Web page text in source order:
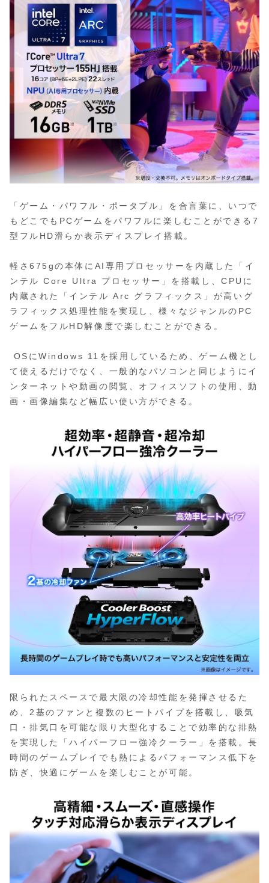
「ゲーム・パワフル・ポータブル」を合言葉に、いつで
もどこでもPCゲームをパワフルに楽しむことができる7
型フルHD滑らか表示ディスプレイ搭載。
軽さ675gの本体にAI専用プロセッサーを内蔵した「イ
ンテル Core Ultra プロセッサー」を搭載し、CPUに
内蔵された「インテル Arc グラフィックス」が高いグ
ラフィックス処理性能を実現し、様々なジャンルのPC
ゲームをフルHD解像度で楽しむことができる。
OSにWindows 11を採用しているため、ゲーム機とし
て使えるだけでなく、一般的なパソコンと同じようにイ
ンターネットや動画の閲覧、オフィスソフトの使用、動
画・画像編集など幅広い使い方ができる。
限られたスペースで最大限の冷却性能を発揮させるた
め、2基のファンと複数のヒートパイプを搭載し、吸気
口・排気口を可能な限り大型化することで効率的な排熱
を実現した「ハイパーフロー強冷クーラー」を搭載。長
時間のゲームプレイでも熱によるパフォーマンス低下を
防ぎ、快適にゲームを楽しむことが可能。